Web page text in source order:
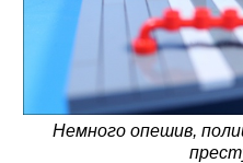
Немного опешив,